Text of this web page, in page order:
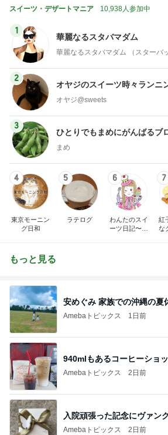
スイーツ・デザートマニア 10,938人参加中
1
華麗なるスタバマダム
華麗なるスタバマダム （スターバ
2
オヤジのスイーツ時々ランニ
オヤジ@sweets
3
ひとりでもまめにがんばるブ
まめ
4
東京モーニン
グ日和
5
ラテログ
6
わんたのスイ
ーツ日記〜小
7
紅
な
もっと見る
安めぐみ 家族での沖縄の夏
Amebaトピックス 1日前
940mlもあるコーヒーショ
Amebaトピックス 2日前
入院頑張った記念にヴァン
Amebaトピックス 2日前